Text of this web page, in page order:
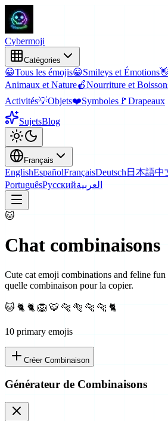
Cybermoji
Catégories
😀Tous les émojis😀Smileys et Émotions
Animaux et Nature🍎Nourriture et
Activités💡Objets❤️Symboles 🚩Drapeaux
SujetsBlog
Français
EnglishEspañolFrançaisDeutsch 日本語中
PortuguêsРусскийالعربية
🐱
Chat combinaisons
Cute cat emoji combinations and feline fun
quelle combinaison pour la copier.
🐱 🐈 🐈 🦁 🐯 🐆 🐅 🐆 🐆 🐈
10 primary emojis
Créer Combinaison
Générateur de Combinaisons